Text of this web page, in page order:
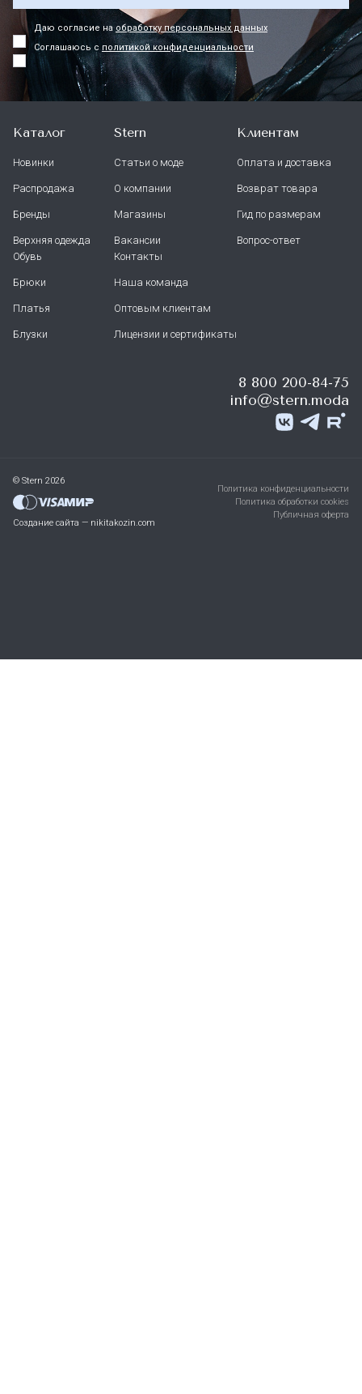
Даю согласие наобработку персональных данных
Соглашаюсь с политикой конфиденциальности
Каталог
Новинки
Распродажа
Бренды
Верхняя одежда
Обувь
Брюки
Платья
Блузки
Stern
Статьи о моде
О компании
Магазины
Вакансии
Контакты
Наша команда
Оптовым клиентам
Лицензии и сертификаты
Клиентам
Оплата и доставка
Возврат товара
Гид по размерам
Вопрос-ответ
8 800 200-84-75
info@stern.moda
© Stern 2026
Создание сайта — nikitakozin.com
Политика конфиденциальности
Политика обработки cookies
Публичная оферта